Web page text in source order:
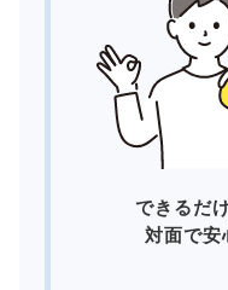
できるだ
対面で安